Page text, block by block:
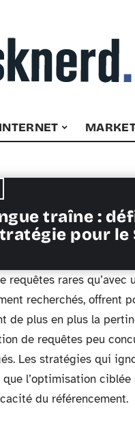
INTERNET
traîne :
pour le
rares qu’avec
recherchés, offrent
de plus en plus la
de requêtes peu
Les stratégies qui
l’optimisation ciblée
du référencement.